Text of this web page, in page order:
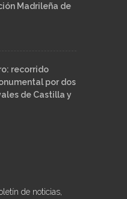
Madrileña de
recorrido
por dos
de Castilla y
de noticias,